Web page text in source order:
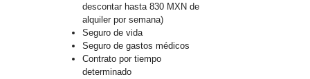
descontar hasta 830 MXN de
alquiler por semana)
Seguro de vida
Seguro de gastos médicos
Contrato por tiempo
determinado